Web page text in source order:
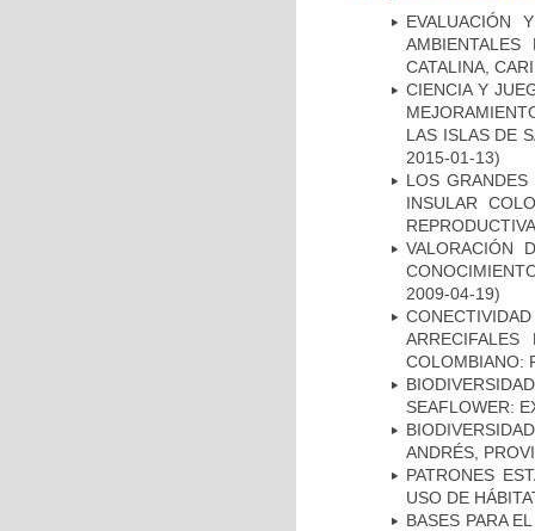
EVALUACIÓN
CATALINA,
CIENCIA Y
LAS ISLAS DE
2015-01-13)
LOS
INSULAR
VALORACIÓN
2009-04-19)
COLOMBIANO:
SEAFLOWER:
ANDRÉS,
PATRONES
USO DE
BASES PARA